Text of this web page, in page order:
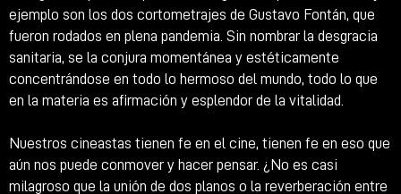
ejemplo son los dos cortometrajes de Gustavo Fontán, que
fueron rodados en plena pandemia. Sin nombrar la desgracia
sanitaria, se la conjura momentánea y estéticamente
concentrándose en todo lo hermoso del mundo, todo lo que
en la materia es afirmación y esplendor de la vitalidad.
Nuestros cineastas tienen fe en el cine, tienen fe en eso que
aún nos puede conmover y hacer pensar. ¿No es casi
milagroso que la unión de dos planos o la reverberación entre